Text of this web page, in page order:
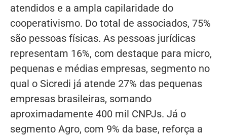
atendidos e a ampla capilaridade do
cooperativismo. Do total de associados, 75%
são pessoas físicas. As pessoas jurídicas
representam 16%, com destaque para micro,
pequenas e médias empresas, segmento no
qual o Sicredi já atende 27% das pequenas
empresas brasileiras, somando
aproximadamente 400 mil CNPJs. Já o
segmento Agro, com 9% da base, reforça a